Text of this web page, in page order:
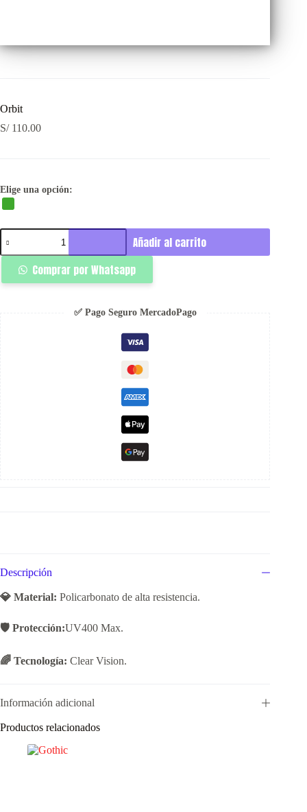
Orbit
S/110.00
Elige una opción:
Orbit
cantidad
Añadir al carrito
Comprar por Whatsapp
✅ Pago Seguro MercadoPago
Descripción
💎 Material: Policarbonato de alta resistencia.
🛡️ Protección:UV400 Max.
🌈 Tecnología: Clear Vision.
Información adicional
Productos relacionados